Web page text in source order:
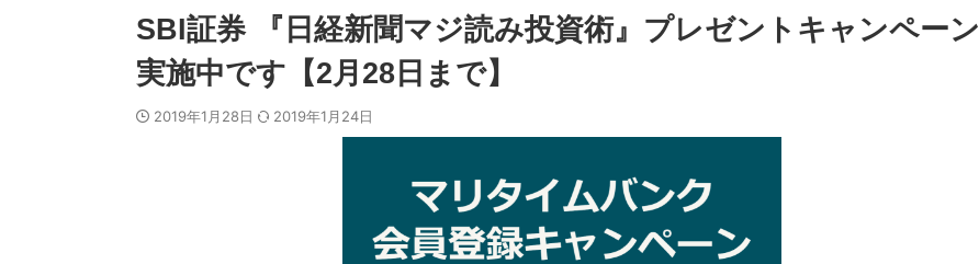
SBI証券 『日経新聞マジ読み投資術』プレゼントキャンペーン
実施中です【2月28日まで】
2019年1月28日 2019年1月24日